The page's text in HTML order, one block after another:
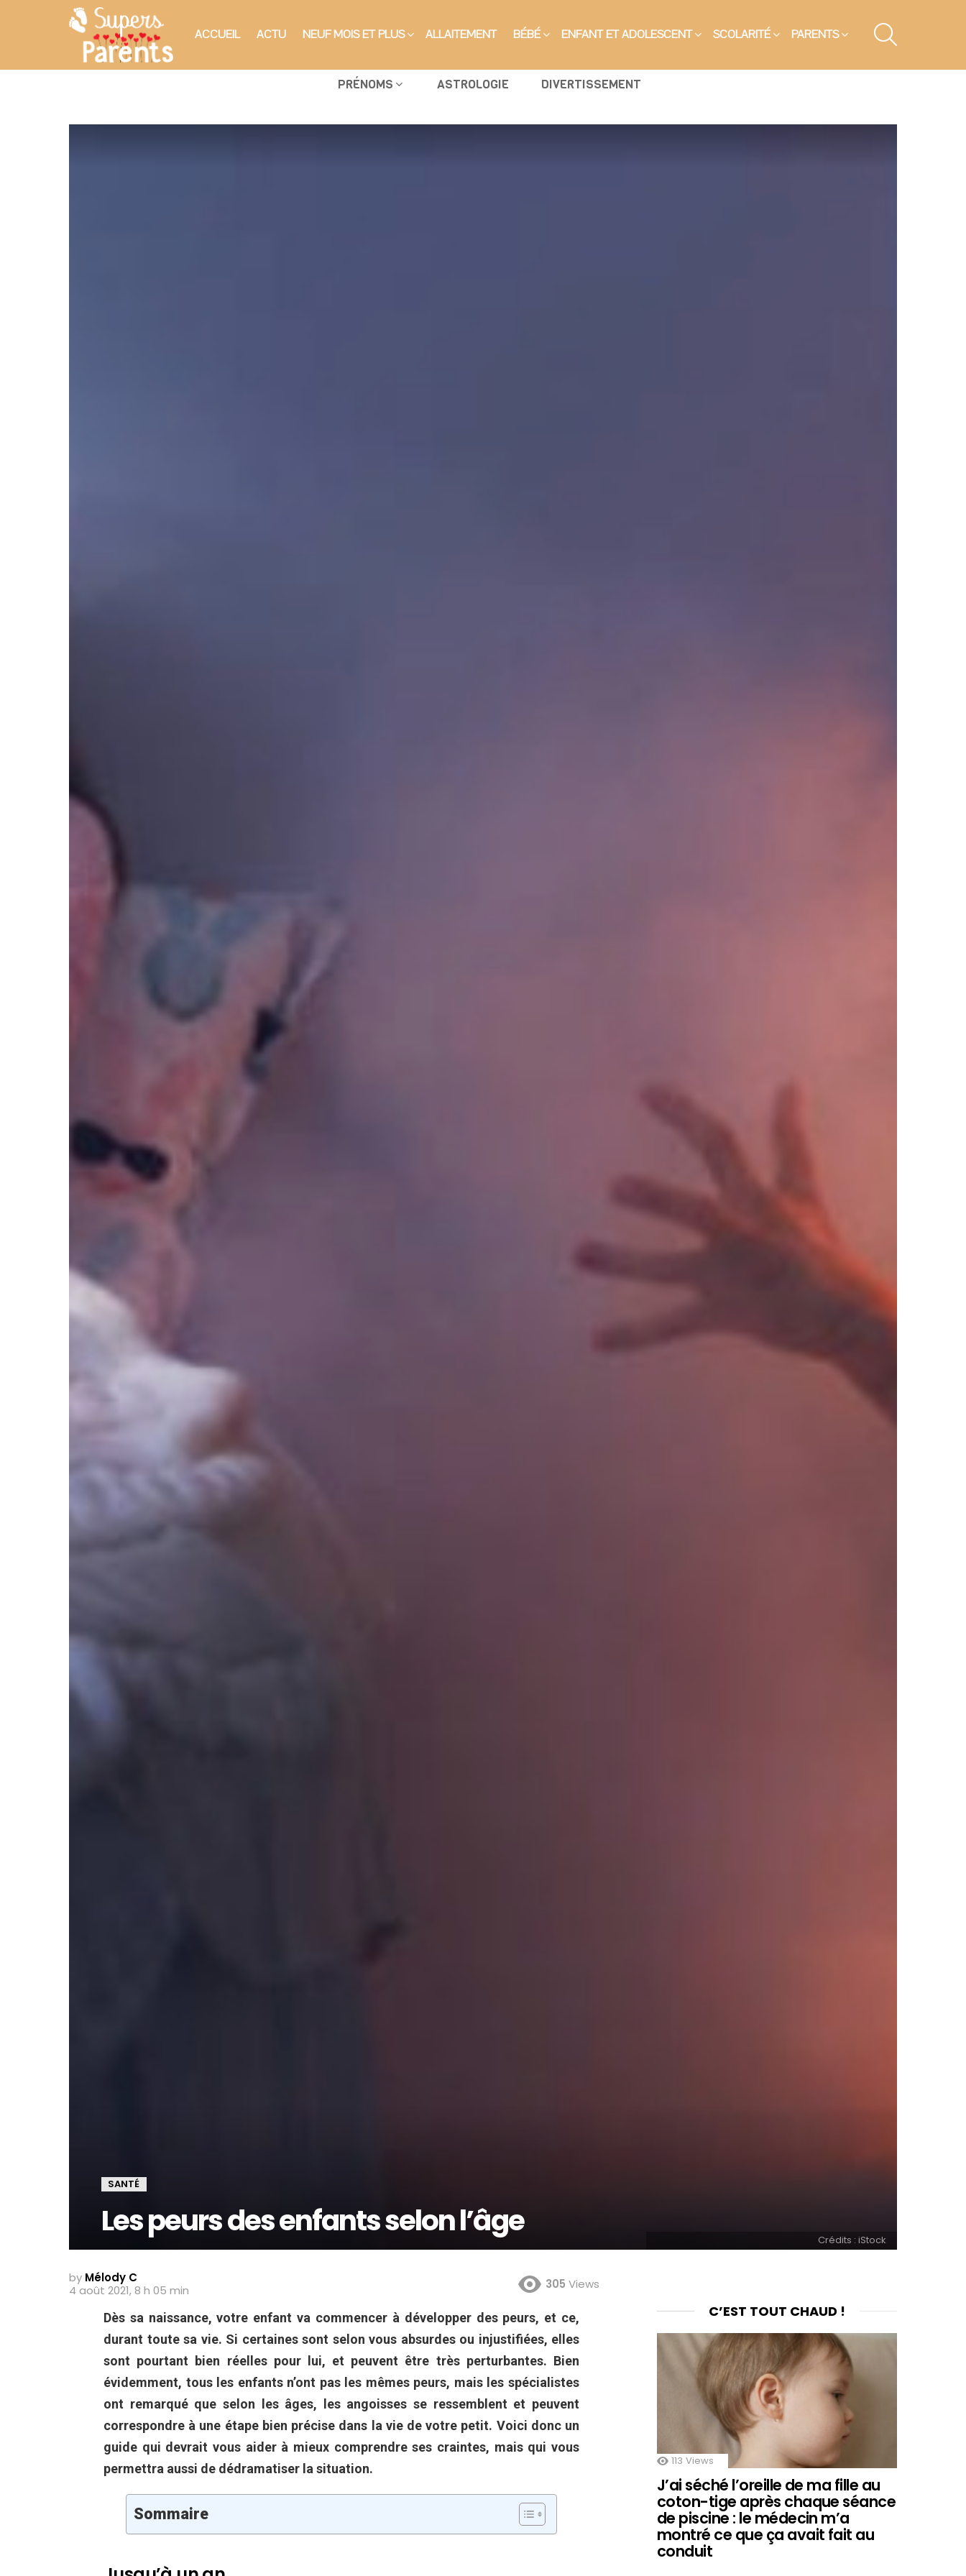
ACCUEIL ACTU NEUF MOIS ET PLUS ALLAITEMENT BÉBÉ ENFANT ET ADOLESCENT SCOLARITÉ PARENTS
PRÉNOMS ASTROLOGIE DIVERTISSEMENT
SANTÉ
Les peurs des enfants selon l’âge
Crédits : iStock
by Mélody C
4 août 2021, 8 h 05 min
305 Views
Dès sa naissance, votre enfant va commencer à développer des peurs, et ce,
durant toute sa vie. Si certaines sont selon vous absurdes ou injustifiées, elles
sont pourtant bien réelles pour lui, et peuvent être très perturbantes. Bien
évidemment, tous les enfants n’ont pas les mêmes peurs, mais les spécialistes
ont remarqué que selon les âges, les angoisses se ressemblent et peuvent
correspondre à une étape bien précise dans la vie de votre petit. Voici donc un
guide qui devrait vous aider à mieux comprendre ses craintes, mais qui vous
permettra aussi de dédramatiser la situation.
Sommaire
C’EST TOUT CHAUD !
113 Views
J’ai séché l’oreille de ma fille au
coton-tige après chaque séance
de piscine : le médecin m’a
montré ce que ça avait fait au
conduit